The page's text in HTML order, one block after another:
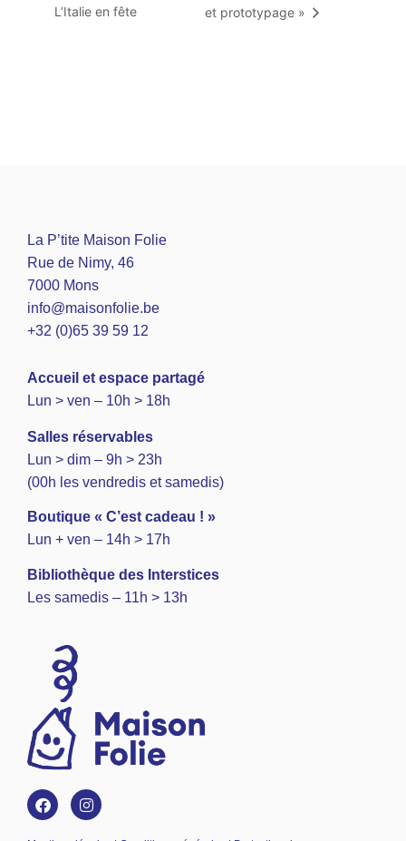
L’Italie en fête
et prototypage »
La P’tite Maison Folie
Rue de Nimy, 46
7000 Mons
info@maisonfolie.be
+32 (0)65 39 59 12
Accueil et espace partagé
Lun > ven – 10h > 18h
Salles réservables
Lun > dim – 9h > 23h
(00h les vendredis et samedis)
Boutique « C’est cadeau ! »
Lun + ven – 14h > 17h
Bibliothèque des Interstices
Les samedis – 11h > 13h